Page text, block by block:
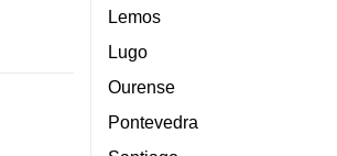
Lemos
Lugo
Ourense
Pontevedra